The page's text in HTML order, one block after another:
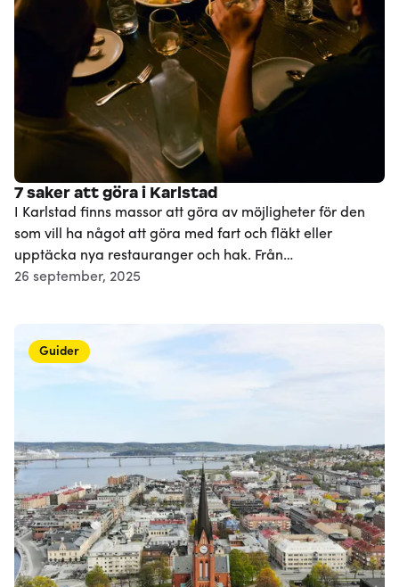
7 saker att göra i Karlstad
I Karlstad finns massor att göra av möjligheter för den
som vill ha något att göra med fart och fläkt eller
upptäcka nya restauranger och hak. Från
höghöjdsbanor vid Vänerns strand till romantisk middag
26 september, 2025
Guider